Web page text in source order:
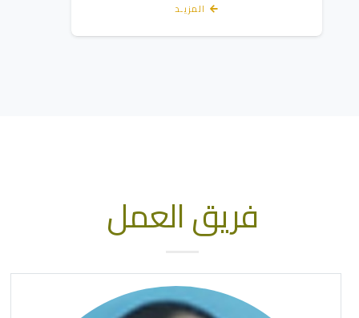
المزيـد
فريق العمل